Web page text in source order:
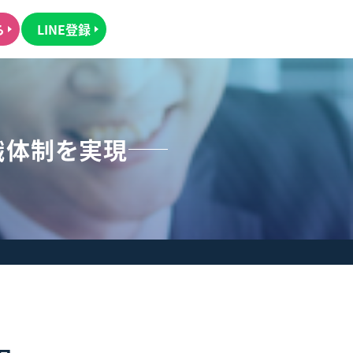
LINE登録
体制を実現